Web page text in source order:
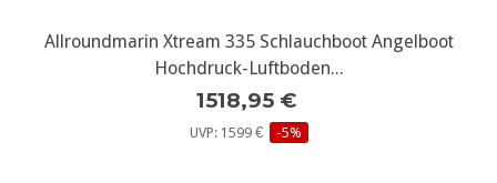
Allroundmarin Xtream 335 Schlauchboot Angelboot
Hochdruck-Luftboden...
1518,95 €
UVP: 1599 € -5%